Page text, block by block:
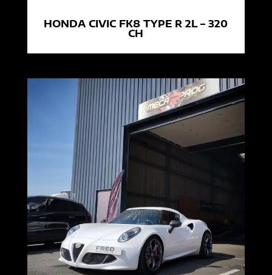
HONDA CIVIC FK8 TYPE R 2L – 320
CH